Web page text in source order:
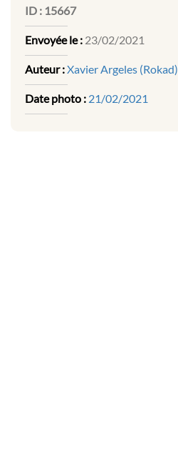
ID : 15667
Envoyée le : 23/02/2021
Auteur :Xavier Argeles (Rokad)
Date photo : 21/02/2021